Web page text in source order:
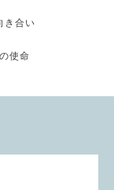
き合い
使命